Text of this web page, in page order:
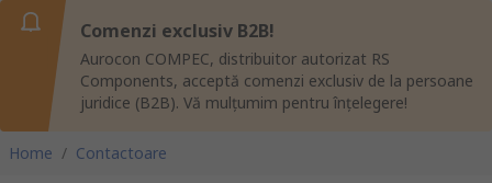
Comenzi exclusiv B2B!
Aurocon COMPEC, distribuitor autorizat RS
Components, acceptă comenzi exclusiv de la persoane
juridice (B2B). Vă mulțumim pentru înțelegere!
Home / Contactoare